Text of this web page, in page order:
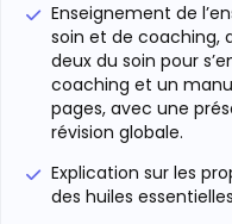
Enseignement de
soin et de coaching,
deux du soin pour
coaching et un
pages, avec une
révision globale.
Explication sur les
des huiles